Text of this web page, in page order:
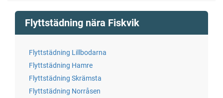
Flyttstädning nära Fiskvik
Flyttstädning Lillbodarna
Flyttstädning Hamre
Flyttstädning Skrämsta
Flyttstädning Norråsen